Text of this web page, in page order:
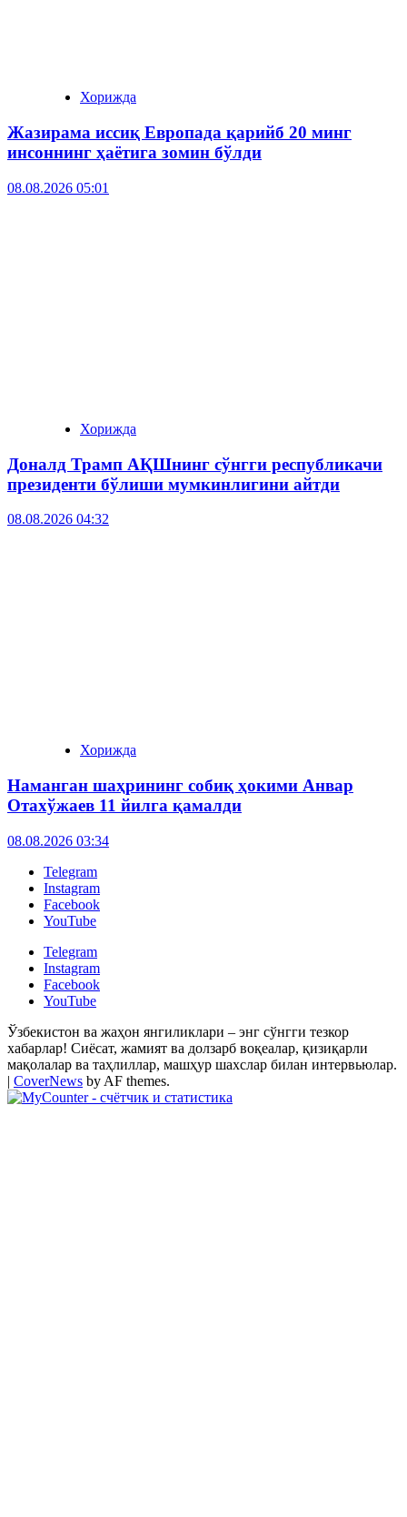
Хорижда
Жазирама иссиқ Европада қарийб 20 минг
инсоннинг ҳаётига зомин бўлди
08.08.2026 05:01
Хорижда
Доналд Трамп АҚШнинг сўнгги республикачи
президенти бўлиши мумкинлигини айтди
08.08.2026 04:32
Хорижда
Наманган шаҳрининг собиқ ҳокими Анвар
Отахўжаев 11 йилга қамалди
08.08.2026 03:34
Telegram
Instagram
Facebook
YouTube
Telegram
Instagram
Facebook
YouTube
Ўзбекистон ва жаҳон янгиликлари – энг сўнгги тезкор
хабарлар! Сиёсат, жамият ва долзарб воқеалар, қизиқарли
мақолалар ва таҳлиллар, машҳур шахслар билан интервьюлар.
| CoverNews by AF themes.